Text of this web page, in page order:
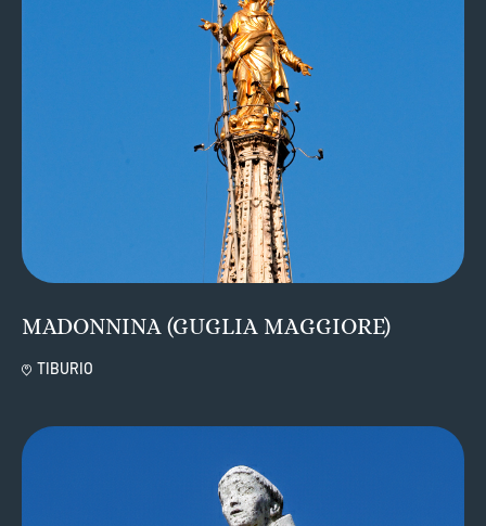
MADONNINA (GUGLIA MAGGIORE)
TIBURIO